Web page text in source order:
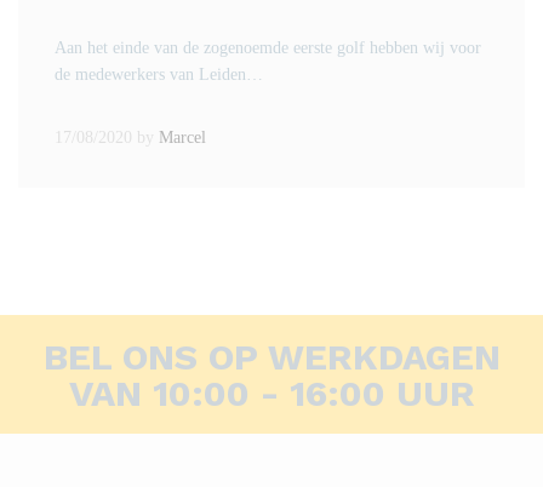
Aan het einde van de zogenoemde eerste golf hebben wij voor
de medewerkers van Leiden…
17/08/2020 by Marcel
BEL ONS OP WERKDAGEN
VAN 10:00 - 16:00 UUR